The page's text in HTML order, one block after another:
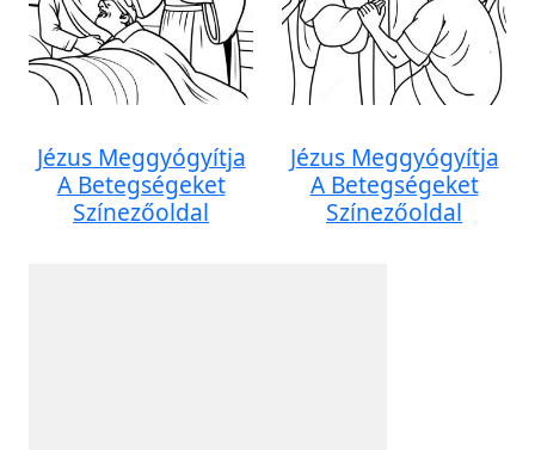
Jézus Meggyógyítja
A Betegségeket
Színezőoldal
Jézus Meggyógyítja
A Betegségeket
Színezőoldal